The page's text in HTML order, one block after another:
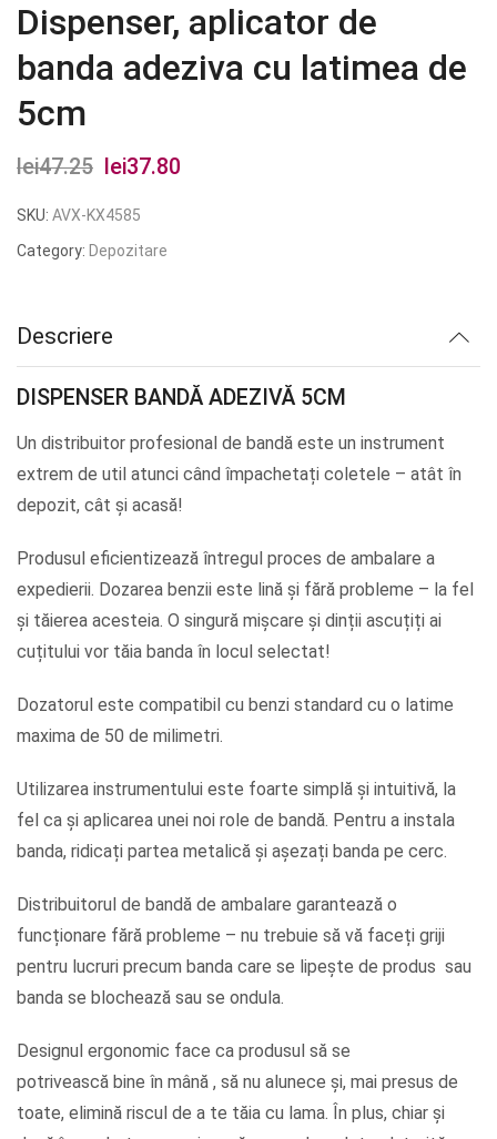
Dispenser, aplicator de
banda adeziva cu latimea de
5cm
lei47.25
Prețul
inițial
a
lei37.80
SKU: AVX-KX4585
Category: Depozitare
Descriere
DISPENSER BANDĂ ADEZIVĂ 5CM
Un distribuitor profesional de bandă este un instrument
extrem de util atunci când împachetați coletele – atât în
depozit, cât și acasă!
Produsul eficientizează întregul proces de ambalare a
expedierii. Dozarea benzii este lină și fără probleme – la fel
și tăierea acesteia. O singură mișcare și dinții ascuțiți ai
cuțitului vor tăia banda în locul selectat!
Dozatorul este compatibil cu benzi standard cu o latime
maxima de 50 de milimetri.
Utilizarea instrumentului este foarte simplă și intuitivă, la
fel ca și aplicarea unei noi role de bandă. Pentru a instala
banda, ridicați partea metalică și așezați banda pe cerc.
Distribuitorul de bandă de ambalare garantează o
funcționare fără probleme – nu trebuie să vă faceți griji
pentru lucruri precum banda care se lipește de produs sau
banda se blochează sau se ondula.
Designul ergonomic face ca produsul să se
potrivească bine în mână , să nu alunece și, mai presus de
toate, elimină riscul de a te tăia cu lama. În plus, chiar și